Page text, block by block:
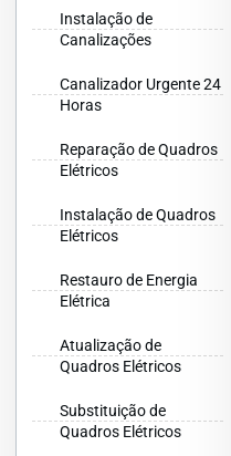
Instalação de
Canalizações
Canalizador Urgente 24
Horas
Reparação de Quadros
Elétricos
Instalação de Quadros
Elétricos
Restauro de Energia
Elétrica
Atualização de
Quadros Elétricos
Substituição de
Quadros Elétricos